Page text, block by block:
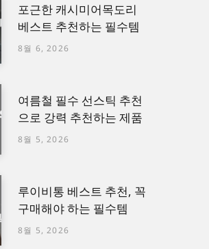
포근한 캐시미어목도리
베스트 추천하는 필수템
8월 6, 2026
여름철 필수 선스틱 추천
으로 강력 추천하는 제품
8월 5, 2026
루이비통 베스트 추천, 꼭
구매해야 하는 필수템
8월 5, 2026